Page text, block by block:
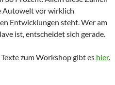
Autowelt vor wirklich
Entwicklungen steht. Wer am
ist, entscheidet sich gerade.
zum Workshop gibt es hier.